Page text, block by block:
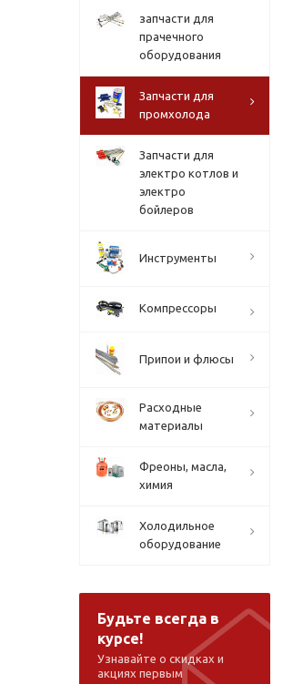
запчасти для
прачечного
оборудования
Запчасти для
промхолода
Запчасти для
электро котлов и
электро
бойлеров
Инструменты
Компрессоры
Припои и флюсы
Расходные
материалы
Фреоны, масла,
химия
Холодильное
оборудование
Будьте всегда в
курсе!
Узнавайте о скидках и
акциях первым